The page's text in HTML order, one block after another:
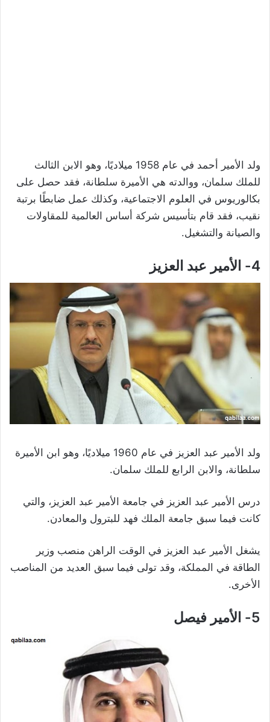
ولد الأمير أحمد في عام 1958 ميلاديًا، وهو الابن الثالث
للملك سلمان، ووالدته هي الأميرة سلطانة، فقد حصل على
بكالوريوس في العلوم الاجتماعية، وكذلك عمل ضابطًا برتبة
نقيب، فقد قام بتأسيس شركة أساس العالمية للمقاولات
والصيانة والتشغيل.
4- الأمير عبد العزيز
ولد الأمير عبد العزيز في عام 1960 ميلاديًا، وهو ابن الأميرة
سلطانة، والابن الرابع للملك سلمان.
درس الأمير عبد العزيز في جامعة الأمير عبد العزيز، والتي
كانت فيما سبق جامعة الملك فهد للبترول والمعادن.
يشغل الأمير عبد العزيز في الوقت الراهن منصب وزير
الطاقة في المملكة، وقد تولى فيما سبق العديد من المناصب
الأخرى.
5- الأمير فيصل